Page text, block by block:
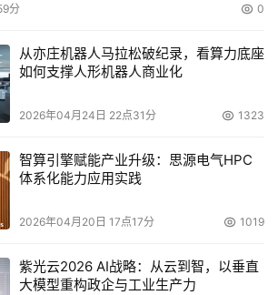
平台。但是运行虚拟机管理软件，有别
运行操作系统。
工具可发现、转移、并在另一台物理服
级副总裁奥尔韦恩 西奎拉(Allwyn
全架构。"西奎拉表示。因此，安全策
分 0
从亦庄机器人马拉松破纪录，看算力底座
如何支撑人形机器人商业化
2026年04月24日 22点31分 1323
智算引擎赋能产业升级：思源电气HPC
体系化能力应用实践
2026年04月20日 17点17分 1019
紫光云2026 AI战略：从云到智，以垂直
大模型重构政企与工业生产力